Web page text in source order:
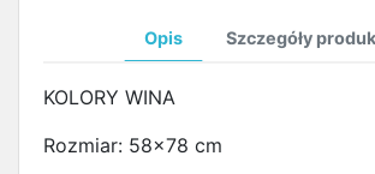
Opis Szczegóły
KOLORY WINA
Rozmiar: 58x78 cm